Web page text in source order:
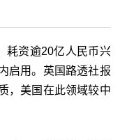
耗资逾20亿人民币兴
启用。英国路透社报
，美国在此领域较中